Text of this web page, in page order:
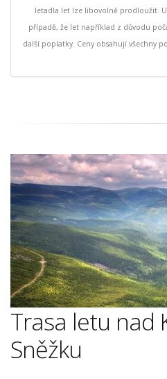
letadla let lze libovolně prodloužit.
případě, že let například z důvodu
další poplatky. Ceny obsahují všechny
Trasa letu nad
Sněžku